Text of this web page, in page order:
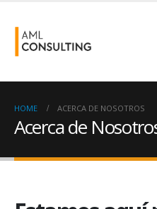
HOME ACERCA DE NOSOTROS
Acerca de